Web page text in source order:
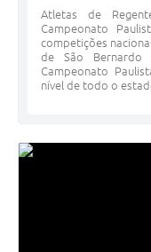
Atletas de
Campeonato
competições
de São
Campeonato
nível de todo o